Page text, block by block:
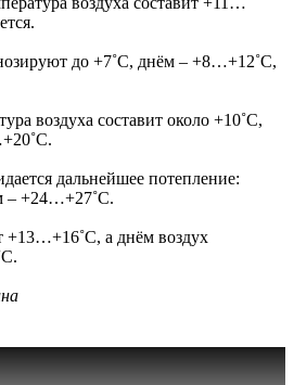
до +7˚С, днём – +8…+12˚С,
воздуха составит около +10˚С,
дальнейшее потепление:
– +24…+27˚С.
+13…+16˚С, а днём воздух